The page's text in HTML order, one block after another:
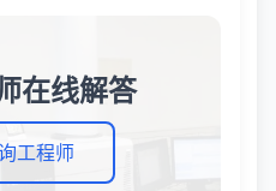
在线解答
工程师